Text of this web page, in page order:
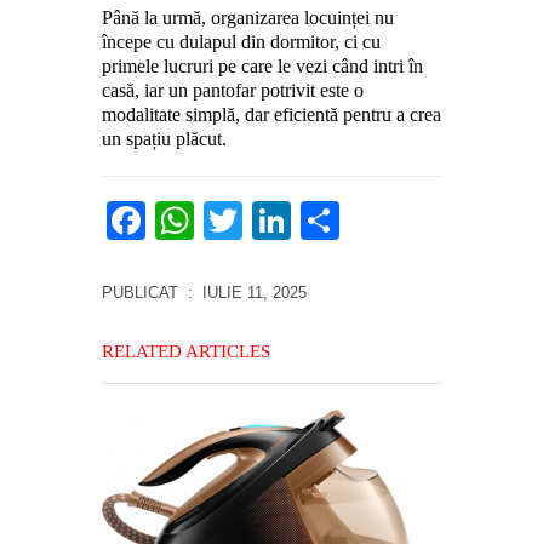
Până la urmă, organizarea locuinței nu
începe cu dulapul din dormitor, ci cu
primele lucruri pe care le vezi când intri în
casă, iar un pantofar potrivit este o
modalitate simplă, dar eficientă pentru a crea
un spațiu plăcut.
Facebook
WhatsApp
TwitterLinkedIn
PUBLICAT : IULIE 11, 2025
RELATED ARTICLES